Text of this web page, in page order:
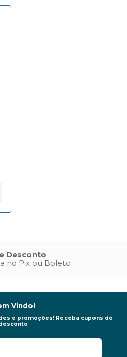
Desconto
no Pix ou Boleto
Vindo!
e promoções! Receba cupons de